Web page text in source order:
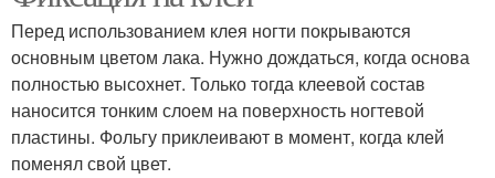
Перед использованием клея ногти покрываются
основным цветом лака. Нужно дождаться, когда основа
полностью высохнет. Только тогда клеевой состав
наносится тонким слоем на поверхность ногтевой
пластины. Фольгу приклеивают в момент, когда клей
поменял свой цвет.